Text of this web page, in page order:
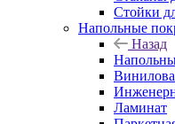
Стойки
Напольные
Назад
Ламинат